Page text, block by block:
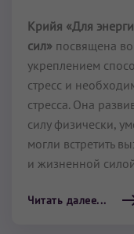
Крийя «Для
сил» посвящена
укреплением
стресс и
стресса. Она
силу физически,
могли встретить
и жизненной
Читать далее...